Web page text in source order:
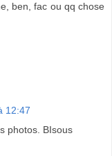
ben, fac ou qq chose
12:47
photos. BIsous